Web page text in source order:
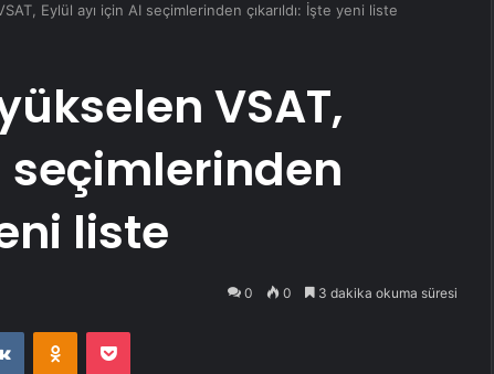
Eylül ayı için AI seçimlerinden çıkarıldı: İşte yeni liste
VSAT,
seçimlerinden
liste
0 0 3 dakika okuma süresi
VKontakteOdnoklassniki
Pocket